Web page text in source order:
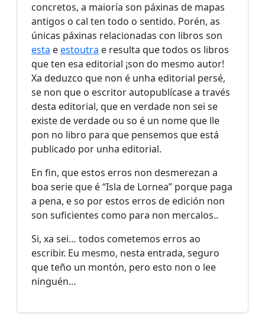
concretos, a maioría son páxinas de mapas
antigos o cal ten todo o sentido. Porén, as
únicas páxinas relacionadas con libros son
esta eestoutra e resulta que todos os libros
que ten esa editorial ¡son do mesmo autor!
Xa deduzco que non é unha editorial persé,
se non que o escritor autopublícase a través
desta editorial, que en verdade non sei se
existe de verdade ou so é un nome que lle
pon no libro para que pensemos que está
publicado por unha editorial.
En fin, que estos erros non desmerezan a
boa serie que é “Isla de Lornea” porque paga
a pena, e so por estos erros de edición non
son suficientes como para non mercalos..
Si, xa sei… todos cometemos erros ao
escribir. Eu mesmo, nesta entrada, seguro
que teño un montón, pero esto non o lee
ninguén…